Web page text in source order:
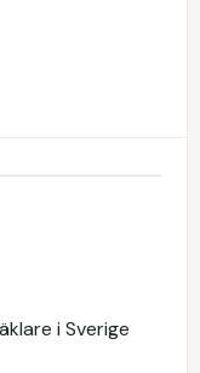
i Sverige